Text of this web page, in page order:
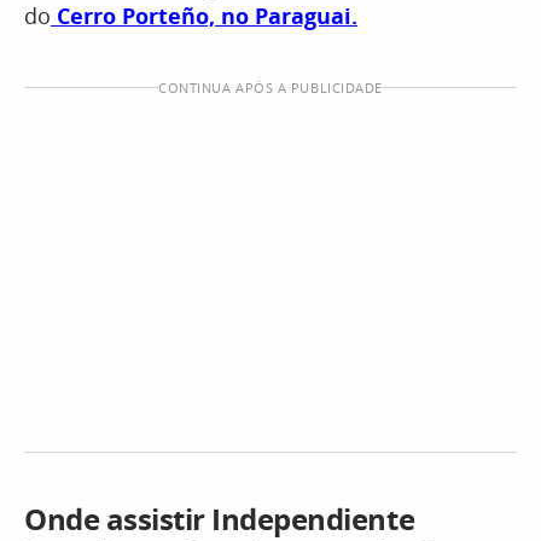
do Cerro Porteño, no Paraguai.
CONTINUA APÓS A PUBLICIDADE
Onde assistir Independiente